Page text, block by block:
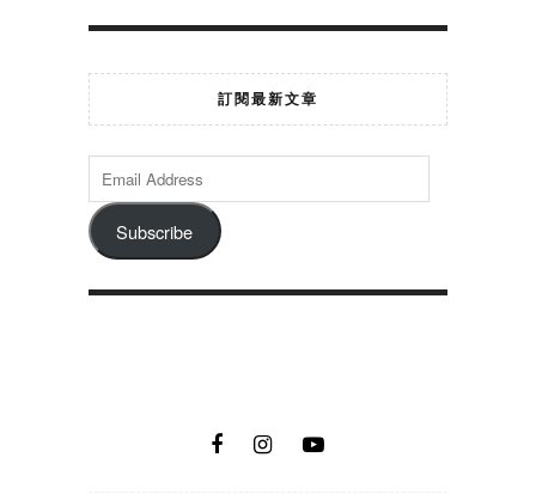
訂閱最新文章
Subscribe